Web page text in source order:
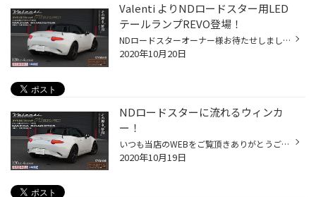
Valenti よりNDロードスター用LED
テールランプREVO登場！
NDロードスターオーナー様お待たせしました！ ヴァレンティさん自慢のオシャレなLEDテールランプ 『ジュエルLEDテールランプレボ』に NDロードスター用の商品が追加されました！ もちろん流れるウィンカー（シーケンシャルウィンカー） にも対応しております！ 周りのロードスターとカブるのは嫌！ ...
2020年10月20日
NDロードスターに流れるウィンカ
ー！
いつも当店のWEBをご覧頂きありがとうございます！ タイヤ館松江南のかわかみです！ ようやくご紹介出来るようになりました！ ヴァレンティさん自慢のオシャレなLEDテールランプ 『ジュエルLEDテールランプレボ』に NDロードスター用の商品が追加されました！ もちろん流れるウィンカー（シーケンシ...
2020年10月19日